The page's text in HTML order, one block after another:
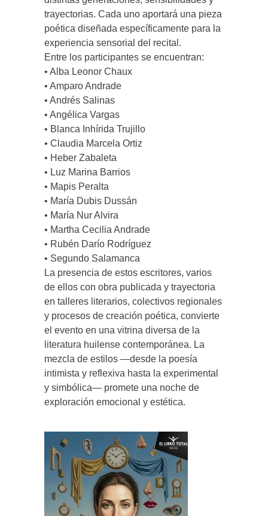
trayectorias. Cada uno aportará una pieza
poética diseñada específicamente para la
experiencia sensorial del recital.
Entre los participantes se encuentran:
• Alba Leonor Chaux
• Amparo Andrade
• Andrés Salinas
• Angélica Vargas
• Blanca Inhírida Trujillo
• Claudia Marcela Ortiz
• Heber Zabaleta
• Luz Marina Barrios
• Mapis Peralta
• María Dubis Dussán
• María Nur Alvira
• Martha Cecilia Andrade
• Rubén Darío Rodríguez
• Segundo Salamanca
La presencia de estos escritores, varios
de ellos con obra publicada y trayectoria
en talleres literarios, colectivos regionales
y procesos de creación poética, convierte
el evento en una vitrina diversa de la
literatura huilense contemporánea. La
mezcla de estilos —desde la poesía
intimista y reflexiva hasta la experimental
y simbólica— promete una noche de
exploración emocional y estética.